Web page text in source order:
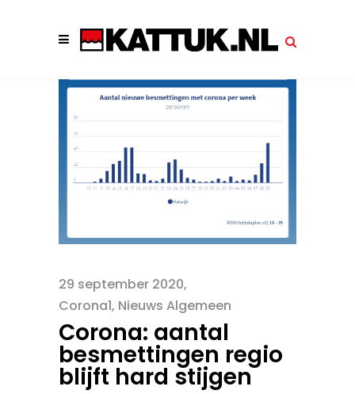
29 september 2020
Corona1, Nieuws Algemeen
Corona: aantal
besmettingen regio
blijft hard stijgen